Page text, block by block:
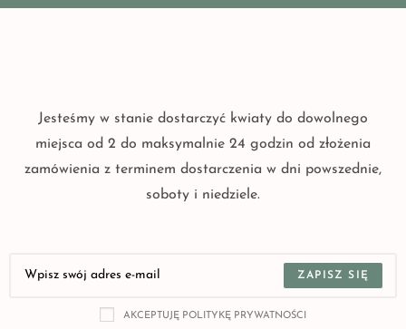
Jesteśmy w stanie dostarczyć kwiaty do dowolnego
miejsca od 2 do maksymalnie 24 godzin od złożenia
zamówienia z terminem dostarczenia w dni powszednie,
soboty i niedziele.
ZAPISZ SIĘ
AKCEPTUJĘ POLITYKĘ PRYWATNOŚCI